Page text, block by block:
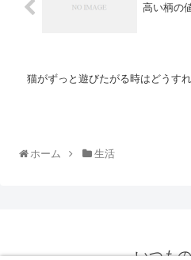
高い柄の
猫がずっと遊びたがる時はどうす
ホーム 生活
いつも